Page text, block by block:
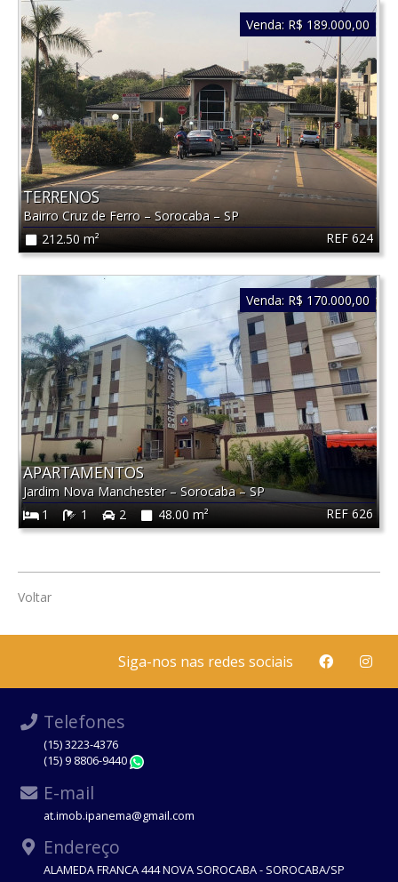
REF 624
TERRENOS
Bairro Cruz de Ferro–Sorocaba –SP
212.50 m²
Venda: R$ 189.000,00
REF 626
APARTAMENTOS
Jardim Nova Manchester–Sorocaba–SP
1
1 2 48.00 m²
Venda: R$ 170.000,00
Voltar
Siga-nos nas redes sociais
Telefones
(15) 3223-4376
(15) 9 8806-9440
E-mail
at.imob.ipanema@gmail.com
Endereço
ALAMEDA FRANCA 444 NOVA SOROCABA - SOROCABA/SP